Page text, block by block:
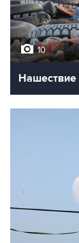
10
Нашествие